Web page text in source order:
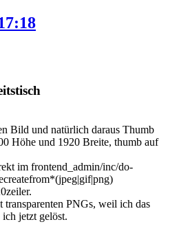
Bild und natürlich daraus Thumb
Höhe und 1920 Breite, thumb auf
im frontend_admin/inc/do-
transparenten PNGs, weil ich das
jetzt gelöst.